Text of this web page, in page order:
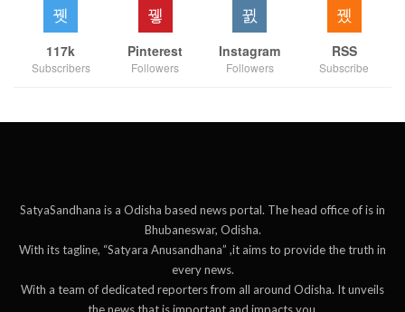
117k
Subscribers
Pinterest
Followers
Instagram
Followers
RSS
Subscribe
SatyaSandhana is a Odisha based news portal. The head office of is in
Bhubaneswar, Odisha.
With its tagline, “Satyara Anusandhana” ,it aims to provide the truth in
every news.
With a team of dedicated reporters from all around Odisha. It unveils